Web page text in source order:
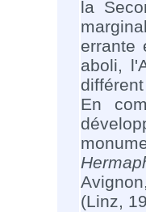
la
errante
aboli,
En
(Linz,